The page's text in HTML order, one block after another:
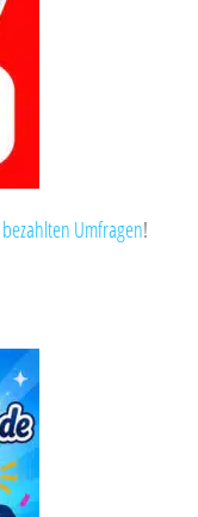
bezahlten Umfragen!